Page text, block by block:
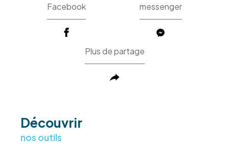
Facebook messenger
Plus de partage
découvrir
nos outils